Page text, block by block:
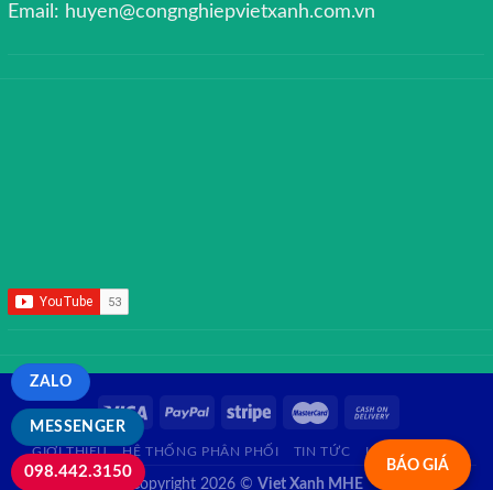
Email: huyen@congnghiepvietxanh.com.vn
BÁO GIÁ
GIỚI THIỆU HỆ THỐNG PHÂN PHỐI TIN TỨC LIÊN HỆ FAQ
Copyright 2026 © Viet Xanh MHE
MESSENGER
ZALO
098.442.3150